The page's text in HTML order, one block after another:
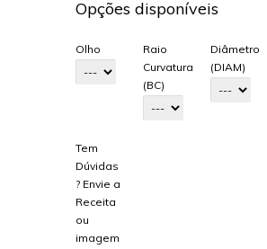
Opções disponíveis
Olho
Raio
Curvatura
(BC)
Diâmetro
(DIAM)
Tem
Dúvidas
? Envie a
Receita
ou
imagem